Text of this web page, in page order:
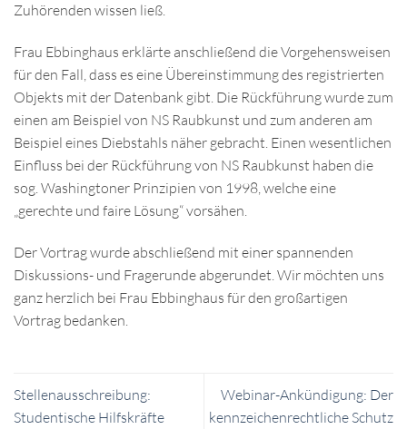
Zuhörenden wissen ließ.
Frau Ebbinghaus erklärte anschließend die Vorgehensweisen
für den Fall, dass es eine Übereinstimmung des registrierten
Objekts mit der Datenbank gibt. Die Rückführung wurde zum
einen am Beispiel von NS Raubkunst und zum anderen am
Beispiel eines Diebstahls näher gebracht. Einen wesentlichen
Einfluss bei der Rückführung von NS Raubkunst haben die
sog. Washingtoner Prinzipien von 1998, welche eine
„gerechte und faire Lösung“ vorsähen.
Der Vortrag wurde abschließend mit einer spannenden
Diskussions- und Fragerunde abgerundet. Wir möchten uns
ganz herzlich bei Frau Ebbinghaus für den großartigen
Vortrag bedanken.
Stellenausschreibung:
Studentische Hilfskräfte
Webinar-Ankündigung: Der
kennzeichenrechtliche Schutz